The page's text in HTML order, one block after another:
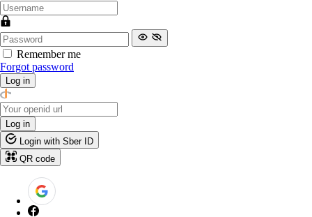
Remember me
Forgot password
Log in
Log in
Login with Sber ID
QR code